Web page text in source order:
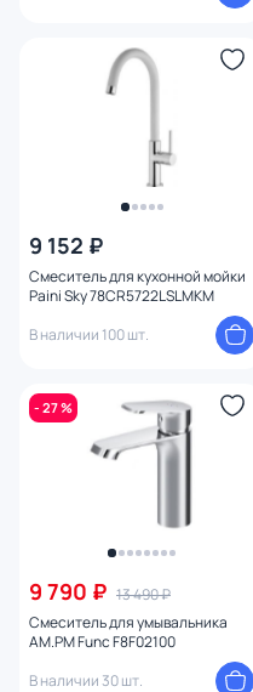
9 152 ₽
Смеситель для кухонной мойки
Paini Sky 78CR5722LSLMKM
В наличии 100 шт.
- 27 %
9 790 ₽ 13 490 ₽
Смеситель для умывальника
AM.PM Func F8F02100
В наличии 30 шт.